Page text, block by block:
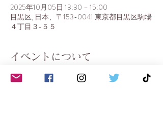
2025年10月05日 13:30 – 15:00
目黒区, 日本、〒153-0041 東京都目黒区駒場
４丁目３−５５
イベントについて
日時　2025年10月5日(日) 13:30開場14:00開